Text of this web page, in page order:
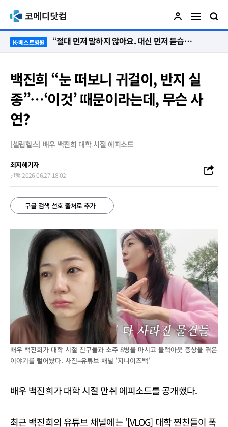
K-베스트병원 “절대 먼저 말하지 않아요. 대신 먼저 듣습니다”
백진희 “눈 떠보니 귀걸이, 반지 실
종”…‘이것’ 때문이라는데, 무슨 사
연?
[셀럽헬스] 배우 백진희 대학 시절 에피소드
최지혜기자
발행 2026.06.27 18:02
구글 검색 선호 출처로 추가
배우 백진희가 대학 시절 친구들과 소주 8병을 마시고 블랙아웃 증상을 겪은
이야기를 털어놨다. 사진=유튜브 채널 '지니이즈백'
배우 백진희가 대학 시절 만취 에피소드를 공개했다.
최근 백진희의 유튜브 채널에는 ‘[VLOG] 대학 찐친들이 폭